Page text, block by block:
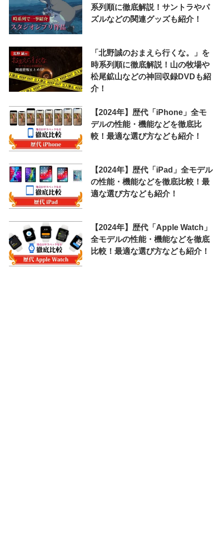
系列順に徹底解説！サントラやパ
ズルなどの関連グッズも紹介！
「北野誠のおまえら行くな。」を
時系列順に徹底解説！山の牧場や
松尾鉱山などの神回収録DVDも紹
介！
【2024年】歴代「iPhone」全モ
デルの性能・機能などを徹底比
較！最適な選び方なども紹介！
【2024年】歴代「iPad」全モデル
の性能・機能などを徹底比較！最
適な選び方なども紹介！
【2024年】歴代「Apple Watch」
全モデルの性能・機能などを徹底
比較！最適な選び方なども紹介！